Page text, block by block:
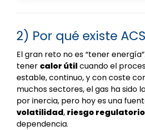
2) Por qué existe
El gran reto no es “tener
tener calor útilcuando el
estable, continuo, y con coste
muchos sectores, el gas ha sido
por inercia, pero hoy es una
volatilidad, riesgo regulatorio
dependencia.